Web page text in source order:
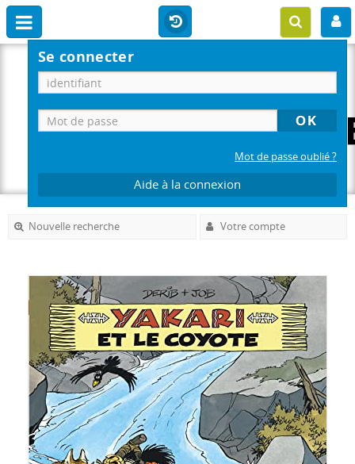
Se connecter
Mot de passe oublié ?
Aide à la connexion
Nouvelle recherche Votre compte